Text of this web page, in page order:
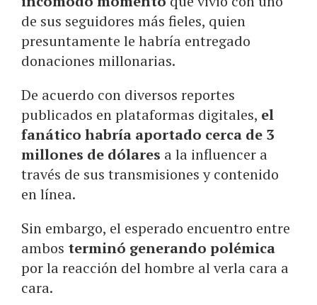
de sus seguidores más fieles, quien
presuntamente le habría entregado
donaciones millonarias.
De acuerdo con diversos reportes
publicados en plataformas digitales, el
fanático habría aportado cerca de 3
millones de dólares a la influencer a
través de sus transmisiones y contenido
en línea.
Sin embargo, el esperado encuentro entre
ambos terminó generando polémica
por la reacción del hombre al verla cara a
cara.